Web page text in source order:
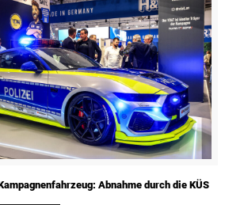
Abnahme durch die KÜS